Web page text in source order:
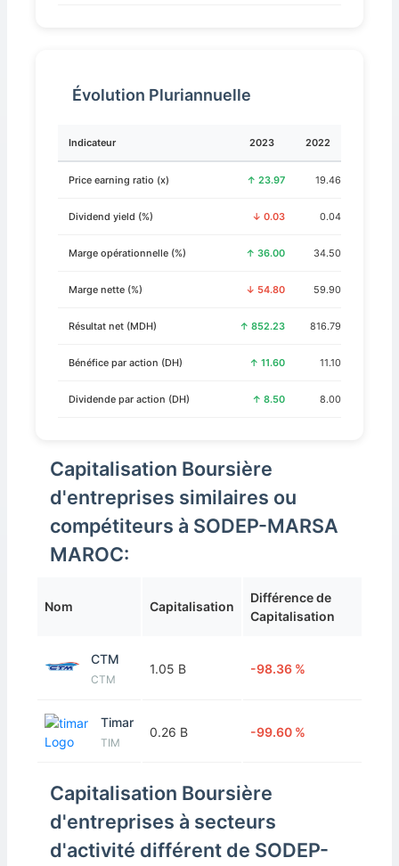
Évolution Pluriannuelle
Indicateur 2023 2022
Price earning ratio (x) ↑ 23.97 19.46
Dividend yield (%) ↓ 0.03 0.04
Marge opérationnelle (%) ↑ 36.00 34.50
Marge nette (%) ↓ 54.80 59.90
Résultat net (MDH) ↑ 852.23 816.79
Bénéfice par action (DH) ↑ 11.60 11.10
Dividende par action (DH) ↑ 8.50 8.00
Capitalisation Boursière
d'entreprises similaires ou
compétiteurs à SODEP-MARSA
MAROC:
Nom Capitalisation
Différence de
Capitalisation
CTM
CTM
1.05 B -98.36 %
Timar
TIM
0.26 B -99.60 %
Capitalisation Boursière
d'entreprises à secteurs
d'activité différent de SODEP-